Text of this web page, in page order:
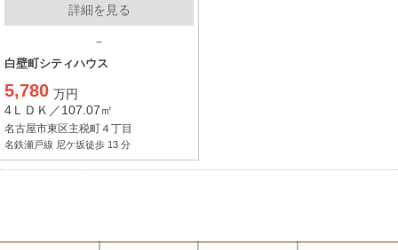
詳細を見る
－
白壁町シティハウス
5,780 万円
4ＬＤＫ／107.07㎡
名古屋市東区主税町４丁目
名鉄瀬戸線 尼ケ坂徒歩 13 分